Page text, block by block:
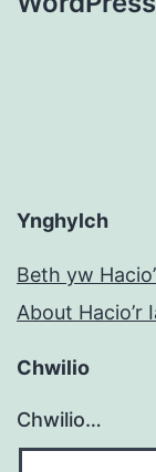
Ynghylch
Beth yw
About Hacio’r
Chwilio
Chwilio…